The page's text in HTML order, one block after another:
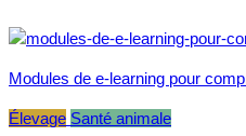
Modules de e-learning pour
Élevage Santé animale